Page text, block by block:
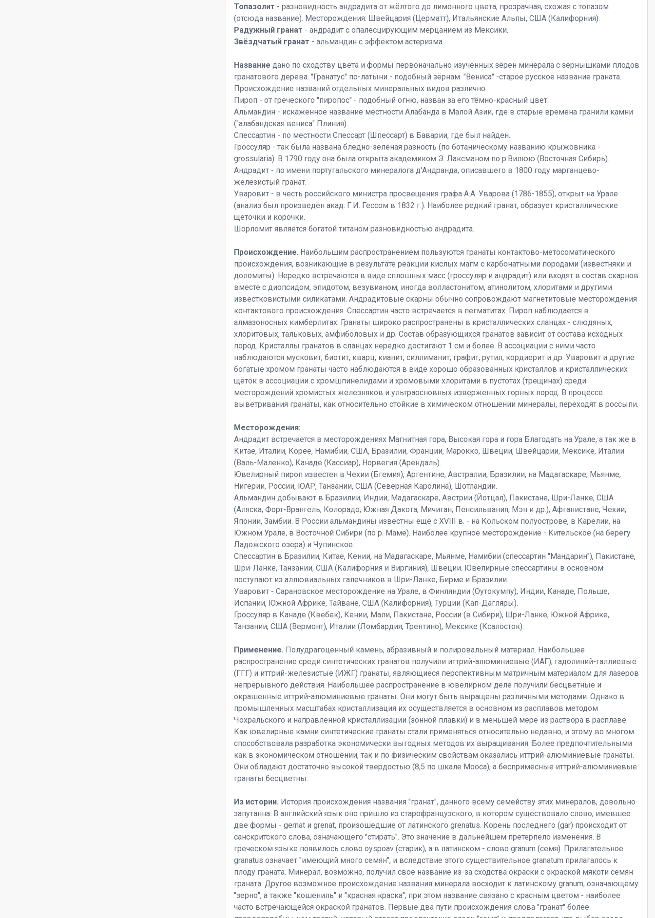
Топазолит - разновидность андрадита от жёлтого до лимонного цвета, прозрачная, схожая с топазом
(отсюда название). Месторождения: Швейцария (Церматт), Итальянские Альпы, США (Калифорния).
Радужный гранат - андрадит с опалесцирующим мерцанием из Мексики.
Звёздчатый гранат - альмандин с эффектом астеризма.
Название дано по сходству цвета и формы первоначально изученных зёрен минерала с зёрнышками плодов
гранатового дерева. "Гранатус" по-латыни - подобный зёрнам. "Вениса" -старое русское название граната.
Происхождение названий отдельных минеральных видов различно.
Пироп - от греческого "пиропос" - подобный огню, назван за его тёмно-красный цвет.
Альмандин - искаженное название местности Алабанда в Малой Азии, где в старые времена гранили камни
("алабандская вениса" Плиния).
Спессартин - по местности Спессарт (Шпессарт) в Баварии, где был найден.
Гроссуляр - так была названа бледно-зелёная разность (по ботаническому названию крыжовника -
grossularia). В 1790 году она была открыта академиком Э. Лаксманом по р.Вилюю (Восточная Сибирь).
Андрадит - по имени португальского минералога д'Андранда, описавшего в 1800 году марганцево-
железистый гранат.
Уваровит - в честь российского министра просвещения графа А.А. Уварова (1786-1855), открыт на Урале
(анализ был произведён акад. Г.И. Гессом в 1832 г.). Наиболее редкий гранат, образует кристаллические
щеточки и корочки.
Шорломит является богатой титаном разновидностью андрадита.
Происхождение. Наибольшим распространением пользуются гранаты контактово-метосоматического
происхождения, возникающие в результате реакции кислых магм с карбонатными породами (известняки и
доломиты). Нередко встречаются в виде сплошных масс (гроссуляр и андрадит) или входят в состав скарнов
вместе с диопсидом, эпидотом, везувианом, иногда волластонитом, атинолитом, хлоритами и другими
известковистыми силикатами. Андрадитовые скарны обычно сопровождают магнетитовые месторождения
контактового происхождения. Спессартин часто встречается в пегматитах. Пироп наблюдается в
алмазоносных кимберлитах. Гранаты широко распространены в кристаллических сланцах - слюдяных,
хлоритовых, тальковых, амфиболовых и др. Состав образующихся гранатов зависит от состава исходных
пород. Кристаллы гранатов в сланцах нередко достигают 1 см и более. В ассоциации с ними часто
наблюдаются мусковит, биотит, кварц, кианит, силлиманит, графит, рутил, кордиерит и др. Уваровит и другие
богатые хромом гранаты часто наблюдаются в виде хорошо образованных кристаллов и кристаллических
щёток в ассоциации с хромшпинелидами и хромовыми хлоритами в пустотах (трещинах) среди
месторождений хромистых железняков и ультраосновных изверженных горных пород. В процессе
выветривания гранаты, как относительно стойкие в химическом отношении минералы, переходят в россыпи.
Месторождения:
Андрадит встречается в месторождениях Магнитная гора, Высокая гора и гора Благодать на Урале, а так же в
Китае, Италии, Корее, Намибии, США, Бразилии, Франции, Марокко, Швеции, Швейцарии, Мексике, Италии
(Валь-Маленко), Канаде (Кассиар), Норвегия (Арендаль).
Ювелирный пироп известен в Чехии (Бгемия), Аргентине, Австралии, Бразилии, на Мадагаскаре, Мьянме,
Нигерии, России, ЮАР, Танзании, США (Северная Каролина), Шотландии.
Альмандин добывают в Бразилии, Индии, Мадагаскаре, Австрии (Йотцал), Пакистане, Шри-Ланке, США
(Аляска, Форт-Врангель, Колорадо, Южная Дакота, Мичиган, Пенсильвания, Мэн и др.), Афганистане, Чехии,
Японии, Замбии. В России альмандины известны ещё с XVIII в. - на Кольском полуострове, в Карелии, на
Южном Урале, в Восточной Сибири (по р. Маме). Наиболее крупное месторождение - Кительское (на берегу
Ладожского озера) и Чупинское.
Спессартин в Бразилии, Китае, Кении, на Мадагаскаре, Мьянме, Намибии (спессартин "Мандарин"), Пакистане,
Шри-Ланке, Танзании, США (Калифорния и Виргиния), Швеции. Ювелирные спессартины в основном
поступают из аллювиальных галечников в Шри-Ланке, Бирме и Бразилии.
Уваровит - Сарановское месторождение на Урале, в Финляндии (Оутокумпу), Индии, Канаде, Польше,
Испании, Южной Африке, Тайване, США (Калифорния), Турции (Кап-Дагляры).
Гроссуляр в Канаде (Квебек), Кении, Мали, Пакистане, России (в Сибири), Шри-Ланке, Южной Африке,
Танзании, США (Вермонт), Италии (Ломбардия, Трентино), Мексике (Ксалосток).
Применение. Полудрагоценный камень, абразивный и полировальный материал. Наибольшее
распространение среди синтетических гранатов получили иттрий-алюминиевые (ИАГ), гадолиний-галлиевые
(ГГГ) и иттрий-железистые (ИЖГ) гранаты, являющиеся перспективным матричным материалом для лазеров
непрерывного действия. Наибольшее распространение в ювелирном деле получили бесцветные и
окрашенные иттрий-алюминиевые гранаты. Они могут быть выращены различными методами. Однако в
промышленных масштабах кристаллизация их осуществляется в основном из расплавов методом
Чохральского и направленной кристаллизации (зонной плавки) и в меньшей мере из раствора в расплаве.
Как ювелирные камни синтетические гранаты стали применяться относительно недавно, и этому во многом
способствовала разработка экономически выгодных методов их выращивания. Более предпочтительными
как в экономическом отношении, так и по физическим свойствам оказались иттрий-алюминиевые гранаты.
Они обладают достаточно высокой твердостью (8,5 по шкале Мооса), а беспримесные иттрий-алюминиевые
гранаты бесцветны.
Из истории. История происхождения названия "гранат", данного всему семейству этих минералов, довольно
запутанна. В английский язык оно пришло из старофранцузского, в котором существовало слово, имевшее
две формы - gernat и grenat, произошедшие от латинского grenatus. Корень последнего (gar) происходит от
санскритского слова, означающего "стирать". Это значение в дальнейшем претерпело изменения. В
греческом языке появилось слово oyspoav (старик), а в латинском - слово granum (семя). Прилагательное
granatus означает "имеющий много семян", и вследствие этого существительное granatum прилагалось к
плоду граната. Минерал, возможно, получил свое название из-за сходства окраски с окраской мякоти семян
граната. Другое возможное происхождение названия минерала восходит к латинскому granum, означающему
"зерно", а также "кошениль" и "красная краска"; при этом название связано с красным цветом - наиболее
часто встречающейся окраской гранатов. Первые два пути происхождения слова "гранат" более